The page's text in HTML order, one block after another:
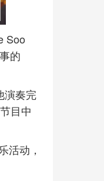
Soo
的
演奏完
目中
活动，